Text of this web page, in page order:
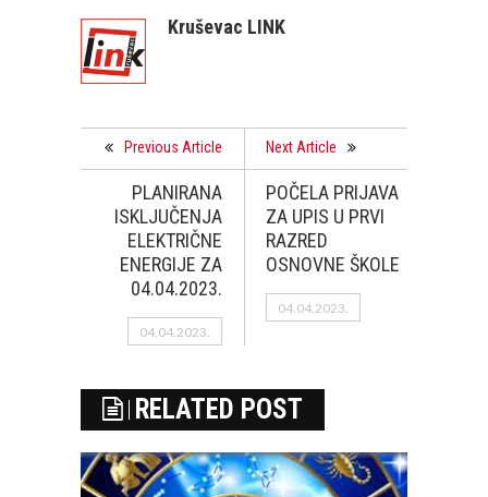
Kruševac LINK
Previous Article
PLANIRANA
ISKLJUČENJA
ELEKTRIČNE
ENERGIJE ZA
04.04.2023.
04.04.2023.
Next Article
POČELA PRIJAVA
ZA UPIS U PRVI
RAZRED
OSNOVNE ŠKOLE
04.04.2023.
RELATED POST